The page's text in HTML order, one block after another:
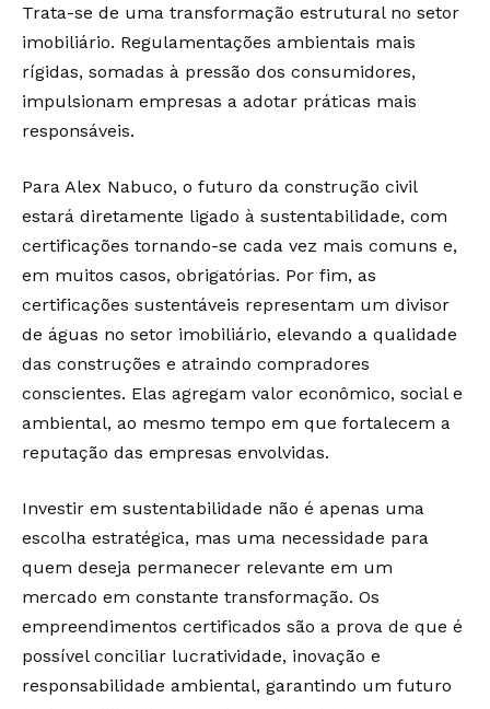
Trata-se de uma transformação estrutural no setor
imobiliário. Regulamentações ambientais mais
rígidas, somadas à pressão dos consumidores,
impulsionam empresas a adotar práticas mais
responsáveis.
Para Alex Nabuco, o futuro da construção civil
estará diretamente ligado à sustentabilidade, com
certificações tornando-se cada vez mais comuns e,
em muitos casos, obrigatórias. Por fim, as
certificações sustentáveis representam um divisor
de águas no setor imobiliário, elevando a qualidade
das construções e atraindo compradores
conscientes. Elas agregam valor econômico, social e
ambiental, ao mesmo tempo em que fortalecem a
reputação das empresas envolvidas.
Investir em sustentabilidade não é apenas uma
escolha estratégica, mas uma necessidade para
quem deseja permanecer relevante em um
mercado em constante transformação. Os
empreendimentos certificados são a prova de que é
possível conciliar lucratividade, inovação e
responsabilidade ambiental, garantindo um futuro